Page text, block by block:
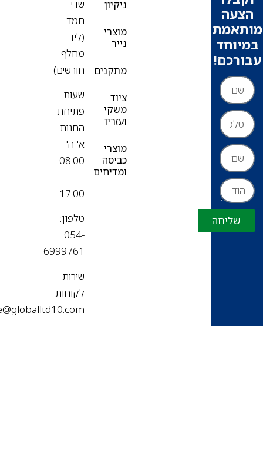
שליחה
מוצרי
מתקנים
משקי
מוצרי
כביסה
ומדיחים
שדי
(ליד
מחלף
חורשים)
פתיחת
החנות
א'-ה'
08:00
–
17:00
טלפון:
6999761
לקוחות
office@globalltd10.com